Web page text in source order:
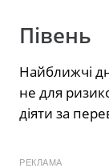
Півень
Найближчі
не для
діяти за
РЕКЛАМА